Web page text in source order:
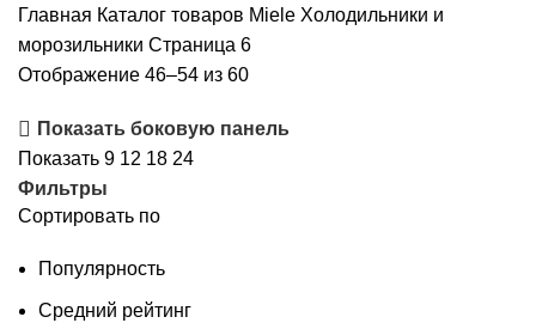
Главная Каталог товаров Miele Холодильники и
морозильники Страница 6
Отображение 46–54 из 60Сортировка:
рейтингу
Показать боковую панель
Показать 9 12 18 24
Фильтры
Сортировать по
Популярность
Средний рейтинг